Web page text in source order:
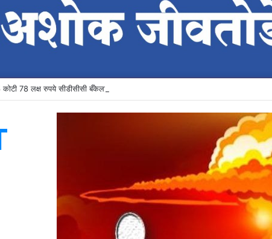
78 लक्ष रुपये सीडीसीसी बँकेला प्राप्त